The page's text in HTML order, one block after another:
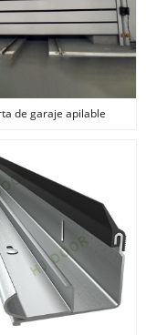
de garaje apilable